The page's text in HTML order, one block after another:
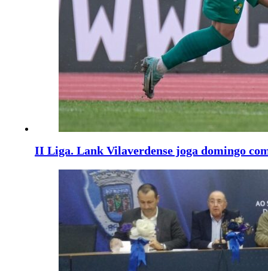
II Liga. Lank Vilaverdense joga domingo